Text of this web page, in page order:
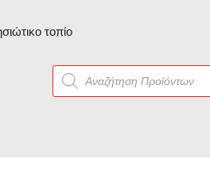
τοπίο
Products
search